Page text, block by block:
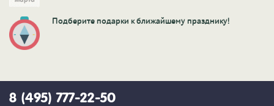
Подберите подарки к ближайшему празднику!
8 (495) 777-22-50